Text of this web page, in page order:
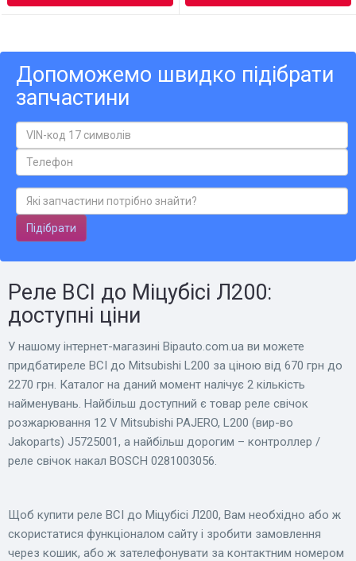
Допоможемо швидко підібрати
запчастини
Підібрати
Реле ВСІ до Міцубісі Л200:
доступні ціни
У нашому інтернет-магазині Bіpauto.com.ua ви можете
придбатиреле ВСІ до Mitsubishi L200 за ціною від 670 грн до
2270 грн. Каталог на даний момент налічує 2 кількість
найменувань. Найбільш доступний є товар реле свічок
розжарювання 12 V Mitsubishi PAJERO, L200 (вир-во
Jakoparts) J5725001, а найбільш дорогим – контроллер /
реле свічок накал BOSCH 0281003056.
Щоб купити реле ВСІ до Міцубісі Л200, Вам необхідно або ж
скористатися функціоналом сайту і зробити замовлення
через кошик, або ж зателефонувати за контактним номером